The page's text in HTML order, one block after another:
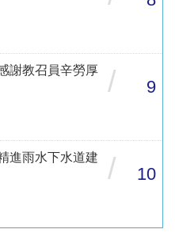
謝教召員辛勞厚
/ 9
進雨水下水道建
/ 10